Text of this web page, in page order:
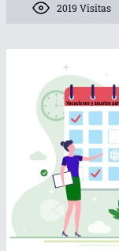
2019 Visitas